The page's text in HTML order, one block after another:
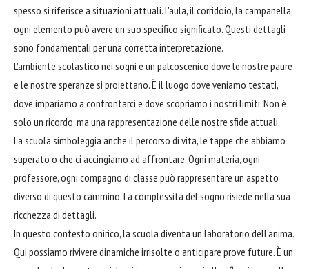
spesso si riferisce a situazioni attuali. L'aula, il corridoio, la campanella,
ogni elemento può avere un suo specifico significato. Questi dettagli
sono fondamentali per una corretta interpretazione.
L'ambiente scolastico nei sogni è un palcoscenico dove le nostre paure
e le nostre speranze si proiettano. È il luogo dove veniamo testati,
dove impariamo a confrontarci e dove scopriamo i nostri limiti. Non è
solo un ricordo, ma una rappresentazione delle nostre sfide attuali.
La scuola simboleggia anche il percorso di vita, le tappe che abbiamo
superato o che ci accingiamo ad affrontare. Ogni materia, ogni
professore, ogni compagno di classe può rappresentare un aspetto
diverso di questo cammino. La complessità del sogno risiede nella sua
ricchezza di dettagli.
In questo contesto onirico, la scuola diventa un laboratorio dell'anima.
Qui possiamo rivivere dinamiche irrisolte o anticipare prove future. È un